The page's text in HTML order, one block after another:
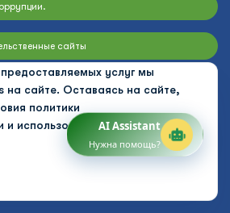
услуг мы
на сайте. Оставаясь на сайте,
политики
и использования персональных
сайты
AI Assistant
Нужна помощь?